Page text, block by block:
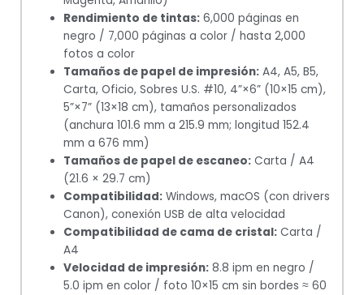
Rendimiento de tintas: 6,000 páginas en
negro / 7,000 páginas a color / hasta 2,000
fotos a color
Tamaños de papel de impresión: A4, A5, B5,
Carta, Oficio, Sobres U.S. #10, 4”×6” (10×15 cm),
5”×7” (13×18 cm), tamaños personalizados
(anchura 101.6 mm a 215.9 mm; longitud 152.4
mm a 676 mm)
Tamaños de papel de escaneo: Carta / A4
(21.6 × 29.7 cm)
Compatibilidad: Windows, macOS (con drivers
Canon), conexión USB de alta velocidad
Compatibilidad de cama de cristal: Carta /
A4
Velocidad de impresión: 8.8 ipm en negro /
5.0 ipm en color / foto 10×15 cm sin bordes ≈ 60